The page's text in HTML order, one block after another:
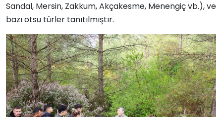
Sandal, Mersin, Zakkum, Akçakesme, Menengiç vb.), ve
bazı otsu türler tanıtılmıştır.